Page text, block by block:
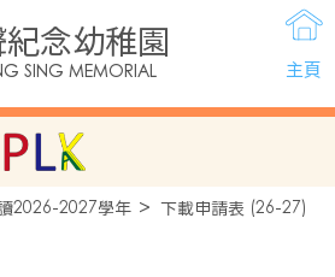
念幼稚園
SING MEMORIAL 主頁
2026-2027學年 下載申請表 (26-27)